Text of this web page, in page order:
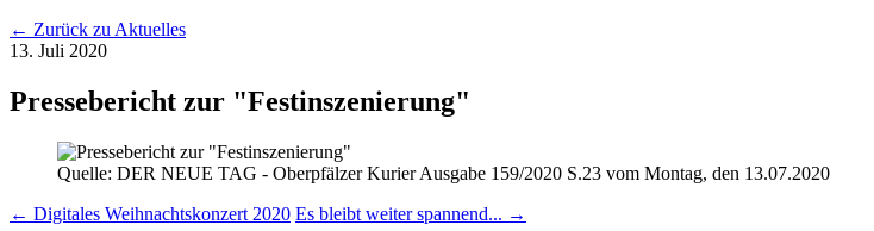
← Zurück zu Aktuelles
13. Juli 2020
Pressebericht zur "Festinszenierung"
Quelle: DER NEUE TAG - Oberpfälzer Kurier Ausgabe 159/2020 S.23 vom Montag, den 13.07.2020
← Digitales Weihnachtskonzert 2020 Es bleibt weiter spannend... →